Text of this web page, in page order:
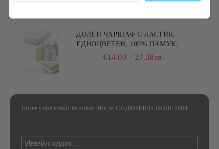
ДОЛЕН ЧАРШАФ С ЛАСТИК,
ЕДНОЦВЕТЕН, 100% ПАМУК,
РАЗЛИЧНИ РАЗМЕРИ
€14.00 27.38лв.
Enter your email to subscribe to СЕДМИЧЕН БЮЛЕТИН: